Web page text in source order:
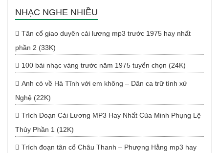
NHẠC NGHE NHIỀU
Tân cổ giao duyên cải lương mp3 trước 1975 hay nhất
phần 2 (33K)
100 bài nhạc vàng trước năm 1975 tuyển chọn (24K)
Anh có về Hà Tĩnh với em không – Dân ca trữ tình xứ
Nghệ (22K)
Trích Đoạn Cải Lương MP3 Hay Nhất Của Minh Phụng Lệ
Thủy Phần 1 (12K)
Trích đoạn tân cổ Châu Thanh – Phượng Hằng mp3 hay